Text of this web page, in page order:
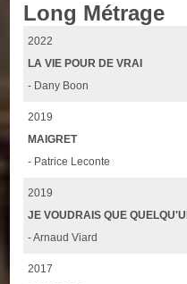
Long Métrage
2022
LA VIE POUR DE VRAI
- Dany Boon
2019
MAIGRET
- Patrice Leconte
2019
JE VOUDRAIS QUE
- Arnaud Viard
2017